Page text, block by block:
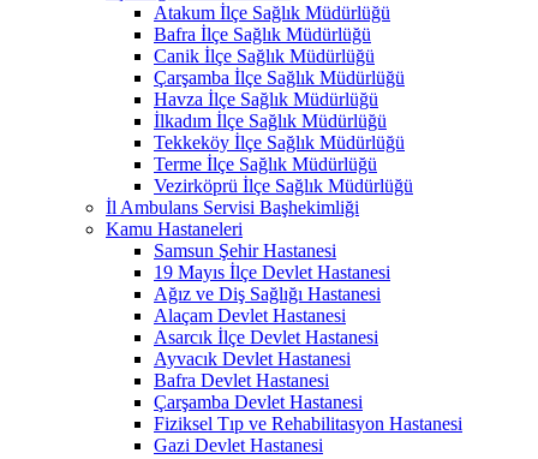
Atakum İlçe Sağlık Müdürlüğü
Bafra İlçe Sağlık Müdürlüğü
Canik İlçe Sağlık Müdürlüğü
Çarşamba İlçe Sağlık Müdürlüğü
Havza İlçe Sağlık Müdürlüğü
İlkadım İlçe Sağlık Müdürlüğü
Tekkeköy İlçe Sağlık Müdürlüğü
Terme İlçe Sağlık Müdürlüğü
Vezirköprü İlçe Sağlık Müdürlüğü
İl Ambulans Servisi Başhekimliği
Kamu Hastaneleri
Samsun Şehir Hastanesi
19 Mayıs İlçe Devlet Hastanesi
Ağız ve Diş Sağlığı Hastanesi
Alaçam Devlet Hastanesi
Asarcık İlçe Devlet Hastanesi
Ayvacık Devlet Hastanesi
Bafra Devlet Hastanesi
Çarşamba Devlet Hastanesi
Fiziksel Tıp ve Rehabilitasyon Hastanesi
Gazi Devlet Hastanesi